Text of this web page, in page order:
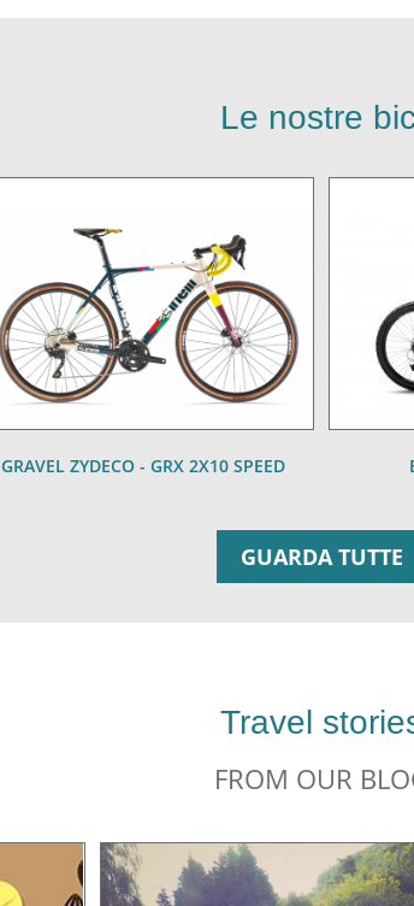
Le nostre
GRAVEL ZYDECO - GRX 2X10 SPEED
GUARDA TUTTE
Travel
FROM OUR